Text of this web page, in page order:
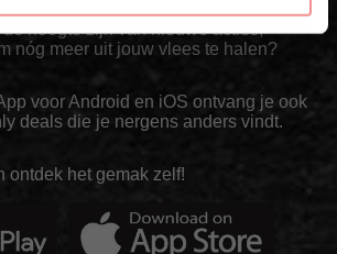
hoogte zijn van nieuwe acties,
nóg meer uit jouw vlees te halen?
voor Android en iOS ontvang je ook
deals die je nergens anders vindt.
ontdek het gemak zelf!